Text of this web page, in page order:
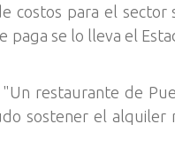
costos para el sector
paga se lo lleva el
restaurante de
sostener el alquiler